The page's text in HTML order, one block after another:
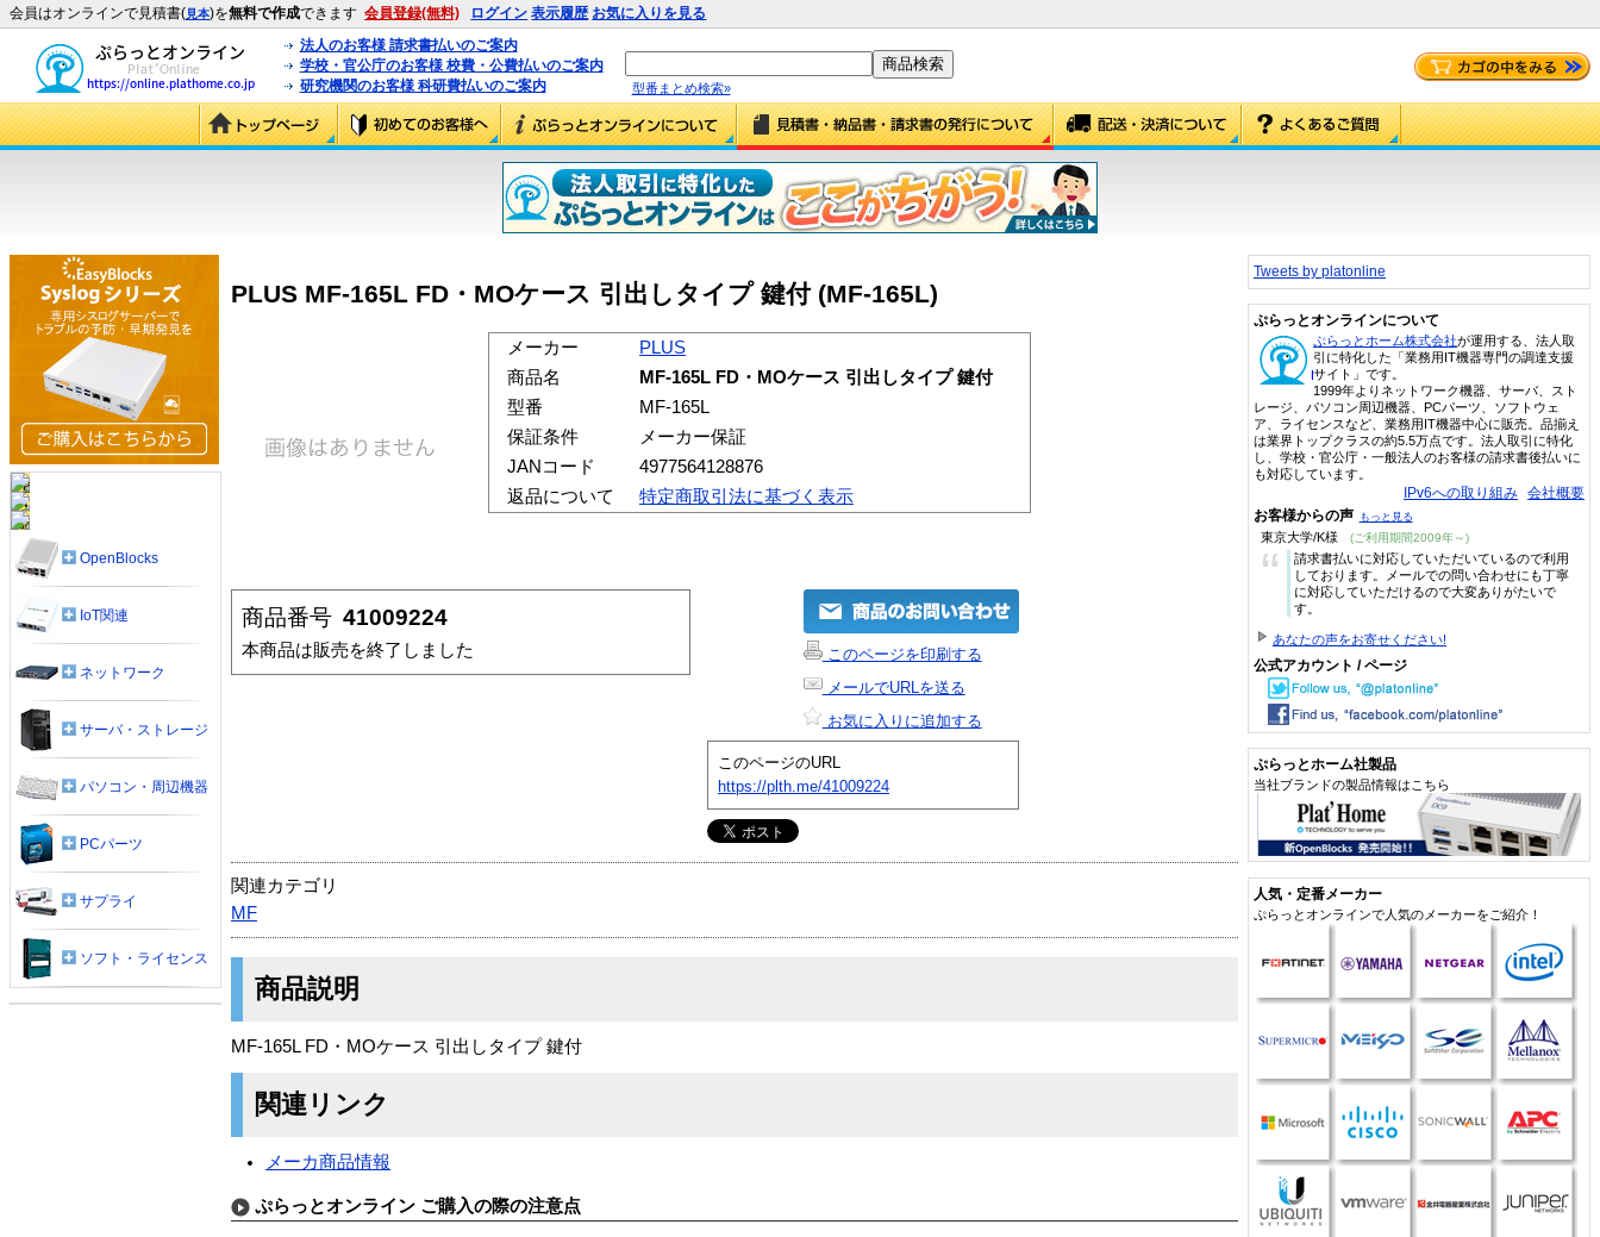
会員はオンラインで見積書(見本)を無料で作成できます 会員登録(無料) ログイン 表示履歴 お気に入りを見る
法人のお客様 請求書払いのご案内
学校・官公庁のお客様 校費・公費払いのご案内
研究機関のお客様 科研費払いのご案内
型番まとめ検索»
PLUS MF-165L FD・MOケース 引出しタイプ 鍵付 (MF-165L)
メーカー
PLUS
商品名
MF-165L FD・MOケース 引出しタイプ 鍵付
型番
MF-165L
保証条件
メーカー保証
JANコード
4977564128876
返品について
特定商取引法に基づく表示
商品番号 41009224
本商品は販売を終了しました
このページを印刷する
メールでURLを送る
お気に入りに追加する
このページのURL
https://plth.me/41009224
関連カテゴリ
MF
商品説明
MF-165L FD・MOケース 引出しタイプ 鍵付
関連リンク
メーカ商品情報
ぷらっとオンライン ご購入の際の注意点
OpenBlocks
IoT関連
ネットワーク
サーバ・ストレージ
パソコン・周辺機器
PCパーツ
サプライ
ソフト・ライセンス
Tweets by platonline
ぷらっとオンラインについて
ぷらっとホーム株式会社が運用する、法人取
引に特化した「業務用IT機器専門の調達支援
サイト」です。
1999年よりネットワーク機器、サーバ、スト
レージ、パソコン周辺機器、PCパーツ、ソフトウェ
ア、ライセンスなど、業務用IT機器中心に販売。品揃え
は業界トップクラスの約5.5万点です。法人取引に特化
し、学校・官公庁・一般法人のお客様の請求書後払いに
も対応しています。
IPv6への取り組み 会社概要
お客様からの声 もっと見る
東京大学/K様 (ご利用期間2009年～)
“
請求書払いに対応していただいているので利用
しております。メールでの問い合わせにも丁寧
に対応していただけるので大変ありがたいで
す。
あなたの声をお寄せください!
公式アカウント / ページ
ぷらっとホーム社製品
当社ブランドの製品情報はこちら
人気・定番メーカー
ぷらっとオンラインで人気のメーカーをご紹介！